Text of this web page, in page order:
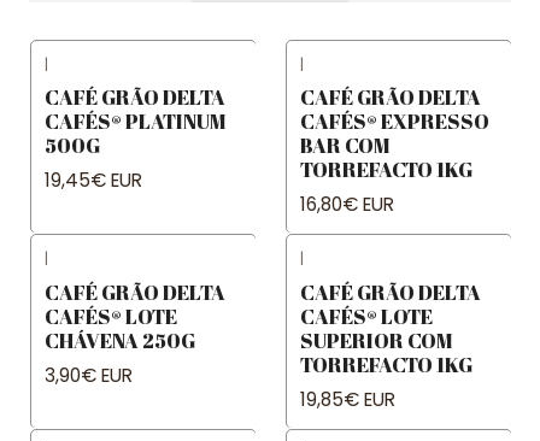
|
CAFÉ GRÃO DELTA
CAFÉS® PLATINUM
500G
19,45€ EUR
|
CAFÉ GRÃO DELTA
CAFÉS® EXPRESSO
BAR COM
TORREFACTO 1KG
16,80€ EUR
|
CAFÉ GRÃO DELTA
CAFÉS® LOTE
CHÁVENA 250G
3,90€ EUR
|
CAFÉ GRÃO DELTA
CAFÉS® LOTE
SUPERIOR COM
TORREFACTO 1KG
19,85€ EUR